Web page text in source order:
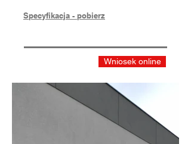
Specyfikacja - pobierz
Wniosek online